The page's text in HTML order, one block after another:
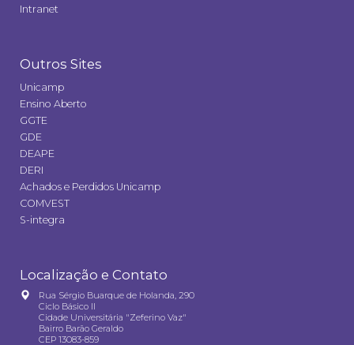
Intranet
Outros Sites
Unicamp
Ensino Aberto
GGTE
GDE
DEAPE
DERI
Achados e Perdidos Unicamp
COMVEST
S-integra
Localização e Contato
Rua Sérgio Buarque de Holanda, 290
Ciclo Básico II
Cidade Universitária "Zeferino Vaz"
Bairro Barão Geraldo
CEP 13083-859